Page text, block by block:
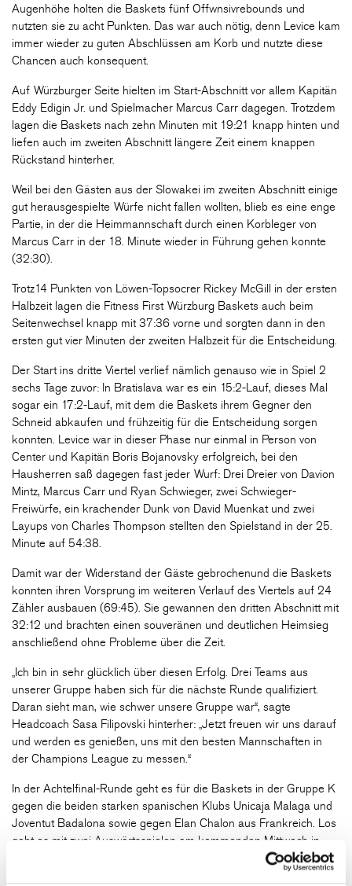
Augenhöhe holten die Baskets fünf Offwnsivrebounds und
nutzten sie zu acht Punkten. Das war auch nötig, denn Levice kam
immer wieder zu guten Abschlüssen am Korb und nutzte diese
Chancen auch konsequent.
Auf Würzburger Seite hielten im Start-Abschnitt vor allem Kapitän
Eddy Edigin Jr. und Spielmacher Marcus Carr dagegen. Trotzdem
lagen die Baskets nach zehn Minuten mit 19:21 knapp hinten und
liefen auch im zweiten Abschnitt längere Zeit einem knappen
Rückstand hinterher.
Weil bei den Gästen aus der Slowakei im zweiten Abschnitt einige
gut herausgespielte Würfe nicht fallen wollten, blieb es eine enge
Partie, in der die Heimmannschaft durch einen Korbleger von
Marcus Carr in der 18. Minute wieder in Führung gehen konnte
(32:30).
Trotz14 Punkten von Löwen-Topsocrer Rickey McGill in der ersten
Halbzeit lagen die Fitness First Würzburg Baskets auch beim
Seitenwechsel knapp mit 37:36 vorne und sorgten dann in den
ersten gut vier Minuten der zweiten Halbzeit für die Entscheidung.
Der Start ins dritte Viertel verlief nämlich genauso wie in Spiel 2
sechs Tage zuvor: In Bratislava war es ein 15:2-Lauf, dieses Mal
sogar ein 17:2-Lauf, mit dem die Baskets ihrem Gegner den
Schneid abkaufen und frühzeitig für die Entscheidung sorgen
konnten. Levice war in dieser Phase nur einmal in Person von
Center und Kapitän Boris Bojanovsky erfolgreich, bei den
Hausherren saß dagegen fast jeder Wurf: Drei Dreier von Davion
Mintz, Marcus Carr und Ryan Schwieger, zwei Schwieger-
Freiwürfe, ein krachender Dunk von David Muenkat und zwei
Layups von Charles Thompson stellten den Spielstand in der 25.
Minute auf 54:38.
Damit war der Widerstand der Gäste gebrochenund die Baskets
konnten ihren Vorsprung im weiteren Verlauf des Viertels auf 24
Zähler ausbauen (69:45). Sie gewannen den dritten Abschnitt mit
32:12 und brachten einen souveränen und deutlichen Heimsieg
anschließend ohne Probleme über die Zeit.
„Ich bin in sehr glücklich über diesen Erfolg. Drei Teams aus
unserer Gruppe haben sich für die nächste Runde qualifiziert.
Daran sieht man, wie schwer unsere Gruppe war“, sagte
Headcoach Sasa Filipovski hinterher: „Jetzt freuen wir uns darauf
und werden es genießen, uns mit den besten Mannschaften in
der Champions League zu messen.“
In der Achtelfinal-Runde geht es für die Baskets in der Gruppe K
gegen die beiden starken spanischen Klubs Unicaja Malaga und
Joventut Badalona sowie gegen Elan Chalon aus Frankreich. Los
geht es mit zwei Auswärtsspielen am kommenden Mittwoch in
Malaga und eine Woche später in Chalon. Am 3. Februar wird